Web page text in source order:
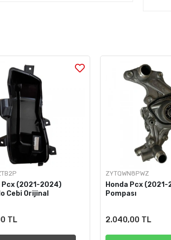
Pcx (2021-2024)
Cebi Orijinal
TL
ZYTQWN8PWZ
Honda Pcx
Pompası
2.040,00 TL